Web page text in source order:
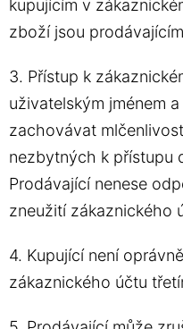
kupujícím v
zboží jsou
3. Přístup k
uživatelským jménem
zachovávat
nezbytných k přístupu
Prodávající nenese
zneužití zákaznického
4. Kupující není
zákaznického účtu